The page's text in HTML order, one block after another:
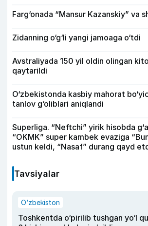
Farg‘onada “Mansur Kazanskiy” va
Zidanning o‘g‘li yangi jamoaga o‘tdi
Avstraliyada 150 yil oldin olingan
qaytarildi
O‘zbekistonda kasbiy mahorat
tanlov g‘oliblari aniqlandi
Superliga. “Neftchi” yirik hisobda
“OKMK” super kambek evaziga
ustun keldi, “Nasaf” durang qayd
Tavsiyalar
O‘zbekiston
Toshkentda o‘pirilib tushgan yo‘l